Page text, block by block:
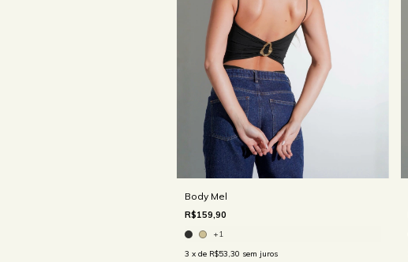
Body Mel
R$159,90
+1
3 x de R$53,30 sem juros